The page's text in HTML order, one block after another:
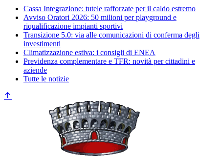
Cassa Integrazione: tutele rafforzate per il caldo estremo
Avviso Oratori 2026: 50 milioni per playground e
riqualificazione impianti sportivi
Transizione 5.0: via alle comunicazioni di conferma degli
investimenti
Climatizzazione estiva: i consigli di ENEA
Previdenza complementare e TFR: novità per cittadini e
aziende
Tutte le notizie